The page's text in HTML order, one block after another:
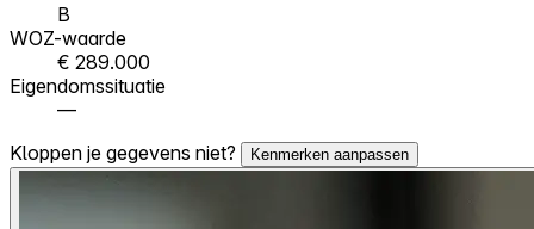
B
WOZ-waarde
€ 289.000
Eigendomssituatie
—
Kloppen je gegevens niet?
Kenmerken aanpassen